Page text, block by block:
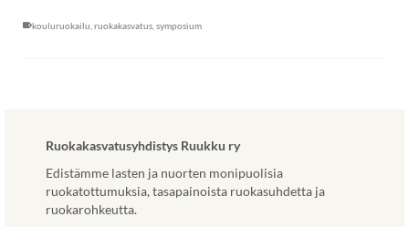
kouluruokailu ruokakasvatus symposium
Ruokakasvatusyhdistys Ruukku ry
Edistämme lasten ja nuorten monipuolisia
ruokatottumuksia, tasapainoista ruokasuhdetta ja
ruokarohkeutta.